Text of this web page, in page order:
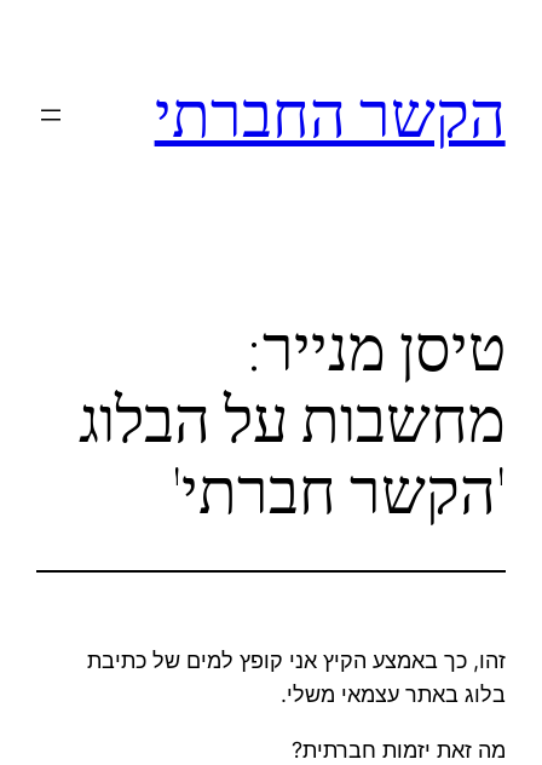
הקשר החברתי
טיסן מנייר:
מחשבות על הבלוג
'הקשר חברתי'
זהו, כך באמצע הקיץ אני קופץ למים של כתיבת
בלוג באתר עצמאי משלי.
מה זאת יזמות חברתית?